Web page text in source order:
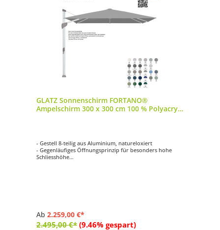
GLATZ Sonnenschirm FORTANO®
Ampelschirm 300 x 300 cm 100 % Polyacryl
- Gestell 8-teilig aus Aluminium, natureloxiert
- Gegenläufiges Öffnungsprinzip für besonders hohe
Schliesshöhe
Ab 2.259,00 €*
2.495,00 €* (9.46% gespart)